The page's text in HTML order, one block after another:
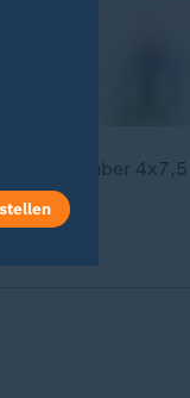
Rennen über 4x7,5